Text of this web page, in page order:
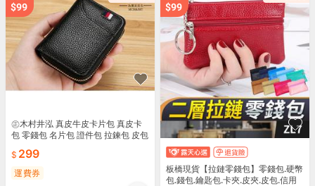
㊣木村井泓 真皮牛皮卡片包 真皮卡
包 零錢包 名片包 證件包 拉鍊包 皮包
299
運費券
板橋現貨【拉鏈零錢包】零錢包.硬幣
包.錢包.鑰匙包.卡夾.皮夾.皮包.信用